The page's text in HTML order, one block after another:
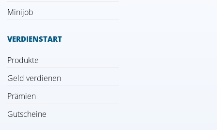
Minijob
VERDIENSTART
Produkte
Geld verdienen
Prämien
Gutscheine